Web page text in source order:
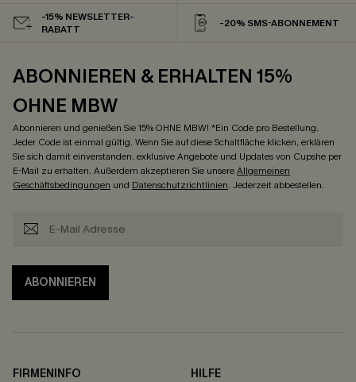
-15% NEWSLETTER-
RABATT
-20% SMS-ABONNEMENT
ABONNIEREN & ERHALTEN 15%
OHNE MBW
Abonnieren und genießen Sie 15% OHNE MBW! *Ein Code pro Bestellung.
Jeder Code ist einmal gültig. Wenn Sie auf diese Schaltfläche klicken, erklären
Sie sich damit einverstanden, exklusive Angebote und Updates von Cupshe per
E-Mail zu erhalten. Außerdem akzeptieren Sie unsereAllgemeinen
Geschäftsbedingungen und Datenschutzrichtlinien. Jederzeit abbestellen.
ABONNIEREN
FIRMENINFO
HILFE